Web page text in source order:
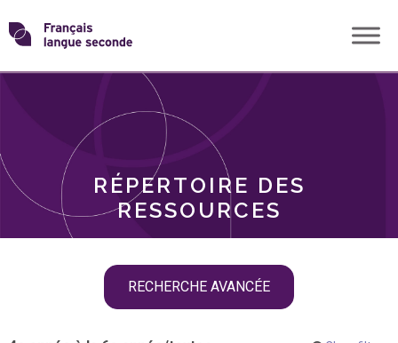
Skip
toTransformons
langue
RÉPERTOIRE DES
RESSOURCES
RECHERCHE AVANCÉE
THÈMES